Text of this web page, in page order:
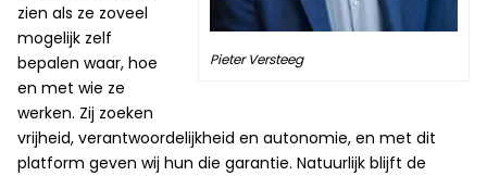
Pieter Versteeg
zien als ze zoveel
mogelijk zelf
bepalen waar, hoe
en met wie ze
werken. Zij zoeken
vrijheid, verantwoordelijkheid en autonomie, en met dit
platform geven wij hun die garantie. Natuurlijk blijft de